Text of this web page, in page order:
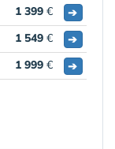
1 399 €
➔
1 549 €
➔
1 999 € ➔